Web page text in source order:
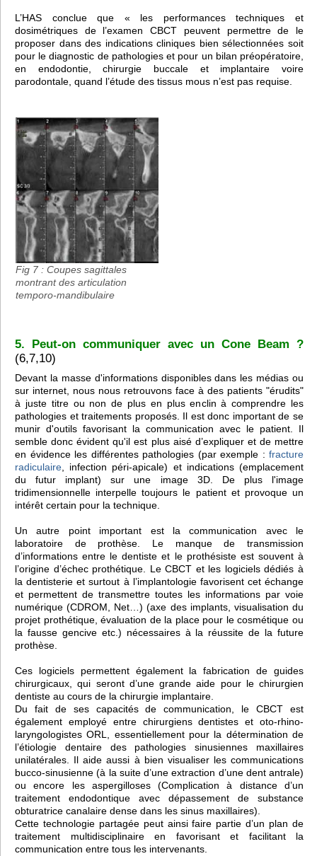
L’HAS conclue que « les performances techniques et
dosimétriques de l’examen CBCT peuvent permettre de le
proposer dans des indications cliniques bien sélectionnées soit
pour le diagnostic de pathologies et pour un bilan préopératoire,
en endodontie, chirurgie buccale et implantaire voire
parodontale, quand l’étude des tissus mous n’est pas requise.
Fig 7 : Coupes sagittales
montrant des articulation
temporo-mandibulaire
5. Peut-on communiquer avec un Cone Beam ?
(6,7,10)
Devant la masse d'informations disponibles dans les médias ou
sur internet, nous nous retrouvons face à des patients "érudits"
à juste titre ou non de plus en plus enclin à comprendre les
pathologies et traitements proposés. Il est donc important de se
munir d'outils favorisant la communication avec le patient. Il
semble donc évident qu'il est plus aisé d’expliquer et de mettre
en évidence les différentes pathologies (par exemple : fracture
radiculaire, infection péri-apicale) et indications (emplacement
du futur implant) sur une image 3D. De plus l'image
tridimensionnelle interpelle toujours le patient et provoque un
intérêt certain pour la technique.
Un autre point important est la communication avec le
laboratoire de prothèse. Le manque de transmission
d’informations entre le dentiste et le prothésiste est souvent à
l’origine d’échec prothétique. Le CBCT et les logiciels dédiés à
la dentisterie et surtout à l’implantologie favorisent cet échange
et permettent de transmettre toutes les informations par voie
numérique (CDROM, Net…) (axe des implants, visualisation du
projet prothétique, évaluation de la place pour le cosmétique ou
la fausse gencive etc.) nécessaires à la réussite de la future
prothèse.
Ces logiciels permettent également la fabrication de guides
chirurgicaux, qui seront d’une grande aide pour le chirurgien
dentiste au cours de la chirurgie implantaire.
Du fait de ses capacités de communication, le CBCT est
également employé entre chirurgiens dentistes et oto-rhino-
laryngologistes ORL, essentiellement pour la détermination de
l’étiologie dentaire des pathologies sinusiennes maxillaires
unilatérales. Il aide aussi à bien visualiser les communications
bucco-sinusienne (à la suite d’une extraction d’une dent antrale)
ou encore les aspergilloses (Complication à distance d’un
traitement endodontique avec dépassement de substance
obturatrice canalaire dense dans les sinus maxillaires).
Cette technologie partagée peut ainsi faire partie d’un plan de
traitement multidisciplinaire en favorisant et facilitant la
communication entre tous les intervenants.